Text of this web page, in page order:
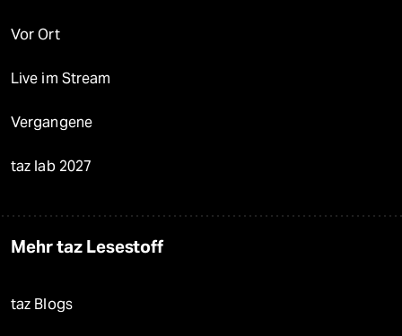
Vor Ort
Live im Stream
Vergangene
taz lab 2027
Mehr taz Lesestoff
taz Blogs